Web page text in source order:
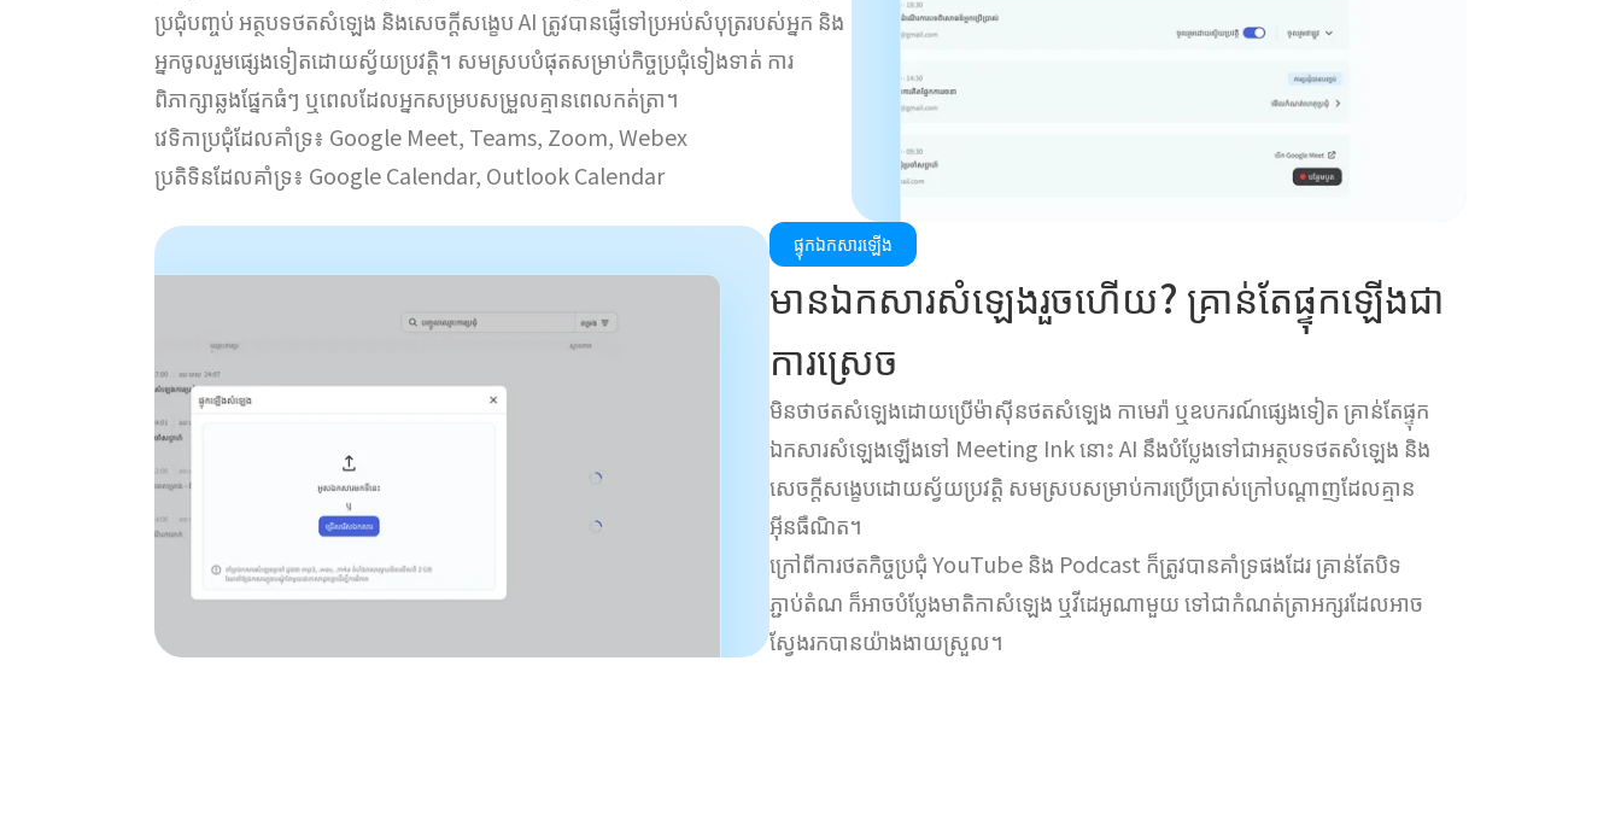
ប្រជុំបញ្ចប់ អត្ថបទថតសំឡេង និងសេចក្តីសង្ខេប AI ត្រូវបានផ្ញើទៅប្រអប់សំបុត្ររបស់អ្នក និង
អ្នកចូលរួមផ្សេងទៀតដោយស្វ័យប្រវត្តិ។ សមស្របបំផុតសម្រាប់កិច្ចប្រជុំទៀងទាត់ ការ
ពិភាក្សាឆ្លងផ្នែកធំៗ ឬពេលដែលអ្នកសម្របសម្រួលគ្មានពេលកត់ត្រា។
វេទិកាប្រជុំដែលគាំទ្រ៖ Google Meet, Teams, Zoom, Webex
ប្រតិទិនដែលគាំទ្រ៖ Google Calendar, Outlook Calendar
ផ្ទុកឯកសារឡើង
មានឯកសារសំឡេងរួចហើយ? គ្រាន់តែផ្ទុកឡើងជា
ការស្រេច
មិនថាថតសំឡេងដោយប្រើម៉ាស៊ីនថតសំឡេង កាមេរ៉ា ឬឧបករណ៍ផ្សេងទៀត គ្រាន់តែផ្ទុក
ឯកសារសំឡេងឡើងទៅ Meeting Ink នោះ AI នឹងបំប្លែងទៅជាអត្ថបទថតសំឡេង និង
សេចក្តីសង្ខេបដោយស្វ័យប្រវត្តិ សមស្របសម្រាប់ការប្រើប្រាស់ក្រៅបណ្តាញដែលគ្មាន
អ៊ីនធឺណិត។
ក្រៅពីការថតកិច្ចប្រជុំ YouTube និង Podcast ក៏ត្រូវបានគាំទ្រផងដែរ គ្រាន់តែបិទ
ភ្ជាប់តំណ ក៏អាចបំប្លែងមាតិកាសំឡេង ឬវីដេអូណាមួយ ទៅជាកំណត់ត្រាអក្សរដែលអាច
ស្វែងរកបានយ៉ាងងាយស្រួល។